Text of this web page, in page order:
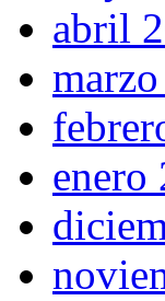
abril
enero